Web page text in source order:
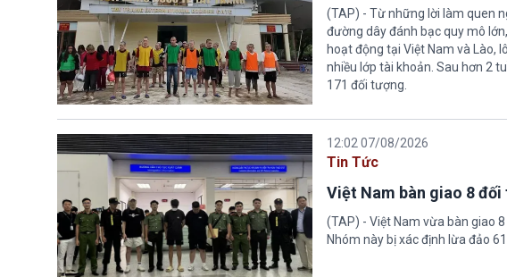
(TAP) - Từ những lời làm quen
đường dây đánh bạc quy mô
hoạt động tại Việt Nam và Lào,
nhiều lớp tài khoản. Sau hơn 2
171 đối tượng.
12:02 07/08/2026
Tin Tức
Việt Nam bàn giao 8
(TAP) - Việt Nam vừa bàn giao
Nhóm này bị xác định lừa đảo